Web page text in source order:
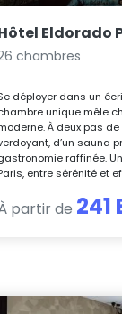
Eldorado
chambres
déployer dans un
unique mêle
À deux pas
d’un sauna
raffinée.
entre sérénité et
partir de 241